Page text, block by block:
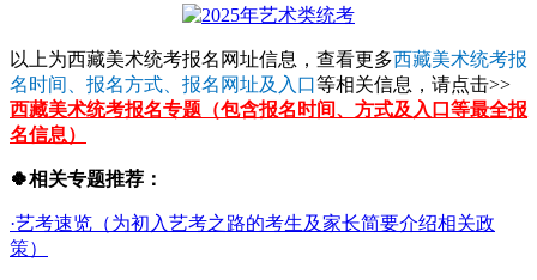
以上为西藏美术统考报名网址信息，查看更多西藏美术统考报
名时间、报名方式、报名网址及入口等相关信息，请点击>>
西藏美术统考报名专题（包含报名时间、方式及入口等最全报
名信息）
🍀相关专题推荐：
·艺考速览（为初入艺考之路的考生及家长简要介绍相关政
策）